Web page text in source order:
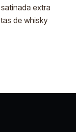
extra
de whisky